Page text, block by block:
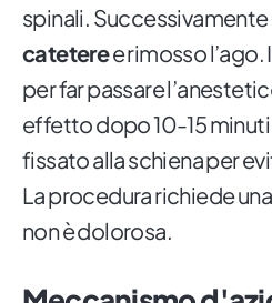
spinali. Successivamente
cateteree rimosso
per far passare
effetto dopo 10-15
fissato alla schiena per
La procedura richiede
non è dolorosa.